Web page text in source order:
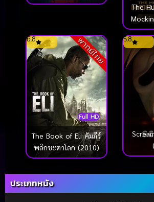
เลี่ยน (2011)
The
เกมล่า
พา
พากย์ไทย
Full HD
6.8
The Book of Eli คัมภีร์
พลิกชะตาโลก (2010)
5.8
ประเภทหนัง